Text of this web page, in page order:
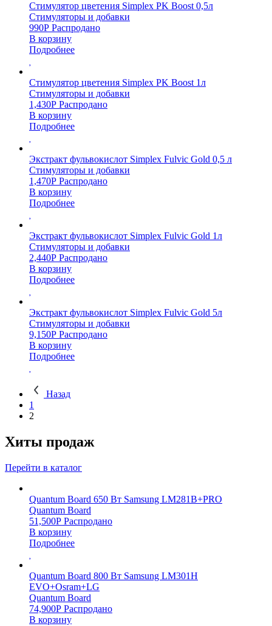
Стимулятор цветения Simplex PK Boost 0,5л
Стимуляторы и добавки
990Р Распродано
В корзину
Подробнее
Стимулятор цветения Simplex PK Boost 1л
Стимуляторы и добавки
1,430Р Распродано
В корзину
Подробнее
Экстракт фульвокислот Simplex Fulvic Gold 0,5 л
Стимуляторы и добавки
1,470Р Распродано
В корзину
Подробнее
Экстракт фульвокислот Simplex Fulvic Gold 1л
Стимуляторы и добавки
2,440Р Распродано
В корзину
Подробнее
Экстракт фульвокислот Simplex Fulvic Gold 5л
Стимуляторы и добавки
9,150Р Распродано
В корзину
Подробнее
Назад
1
2
Хиты продаж
Перейти в каталог
Quantum Board 650 Вт Samsung LM281B+PRO
Quantum Board
51,500Р Распродано
В корзину
Подробнее
Quantum Board 800 Вт Samsung LM301H
EVO+Osram+LG
Quantum Board
74,900Р Распродано
В корзину